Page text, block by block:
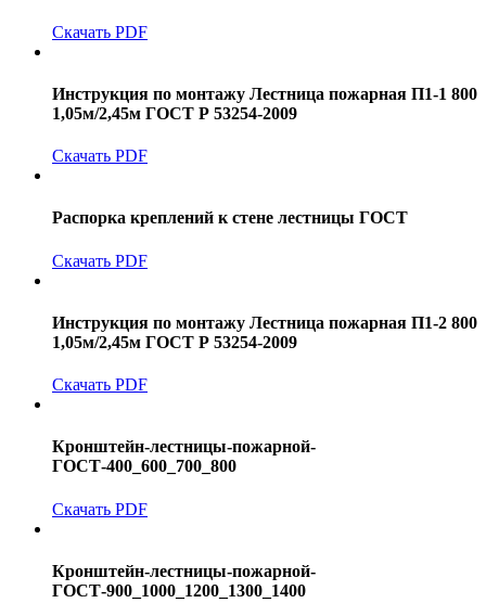
Скачать PDF
Инструкция по монтажу Лестница пожарная П1-1 800
1,05м/2,45м ГОСТ Р 53254-2009
Скачать PDF
Распорка креплений к стене лестницы ГОСТ
Скачать PDF
Инструкция по монтажу Лестница пожарная П1-2 800
1,05м/2,45м ГОСТ Р 53254-2009
Скачать PDF
Кронштейн-лестницы-пожарной-
ГОСТ-400_600_700_800
Скачать PDF
Кронштейн-лестницы-пожарной-
ГОСТ-900_1000_1200_1300_1400